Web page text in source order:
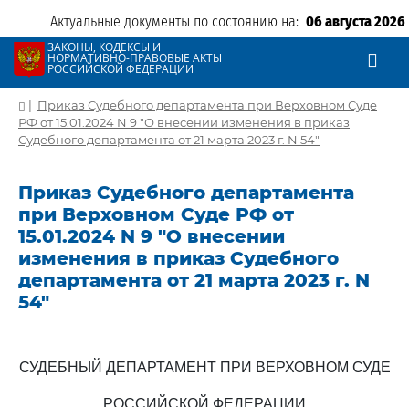
Актуальные документы по состоянию на: 06 августа 2026
ЗАКОНЫ, КОДЕКСЫ И
НОРМАТИВНО-ПРАВОВЫЕ АКТЫ
РОССИЙСКОЙ ФЕДЕРАЦИИ
| Приказ Судебного департамента при Верховном Суде
РФ от 15.01.2024 N 9 "О внесении изменения в приказ
Судебного департамента от 21 марта 2023 г. N 54"
Приказ Судебного департамента
при Верховном Суде РФ от
15.01.2024 N 9 "О внесении
изменения в приказ Судебного
департамента от 21 марта 2023 г. N
54"
СУДЕБНЫЙ ДЕПАРТАМЕНТ ПРИ ВЕРХОВНОМ СУДЕ
РОССИЙСКОЙ ФЕДЕРАЦИИ